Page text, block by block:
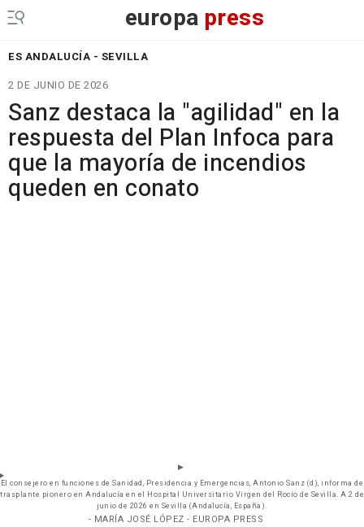
europa press
ES ANDALUCÍA - SEVILLA
2 DE JUNIO DE 2026
Sanz destaca la "agilidad" en la
respuesta del Plan Infoca para
que la mayoría de incendios
queden en conato
El consejero en funciones de Sanidad, Presidencia y Emergencias, Antonio Sanz (d), informa de
trasplante pionero en Andalucía en el Hospital Universitario Virgen del Rocío de Sevilla. A 2 de
junio de 2026 en Sevilla (Andalucía, España).
- MARÍA JOSÉ LÓPEZ - EUROPA PRESS